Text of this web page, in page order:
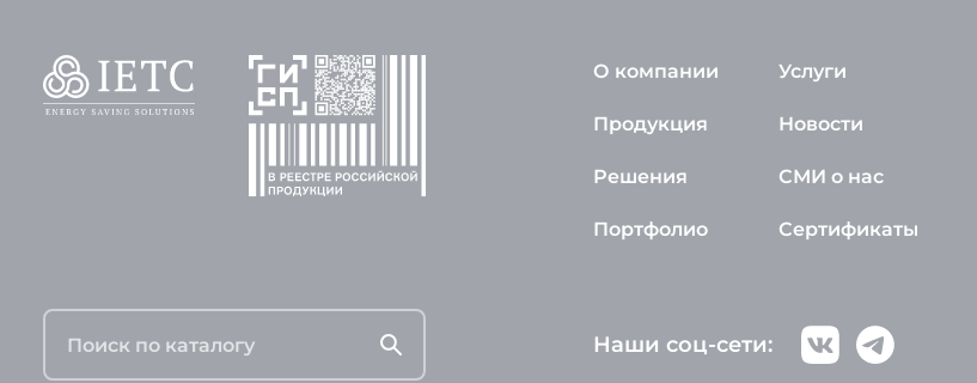
Наши соц-сети:
О компании
Продукция
Решения
Портфолио
Услуги
Новости
СМИ о нас
Сертификаты